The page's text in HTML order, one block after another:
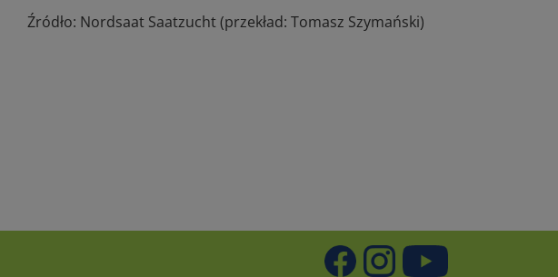
Źródło: Nordsaat Saatzucht (przekład: Tomasz Szymański)